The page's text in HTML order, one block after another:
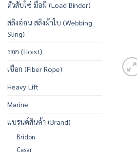
ตัวสับโซ่ มือผี (Load Binder)
สลิงอ่อน สลิงผ้าใบ (Webbing
Sling)
รอก (Hoist)
เชือก (Fiber Rope)
Heavy Lift
Marine
แบรนด์สินค้า (Brand)
Bridon
Casar